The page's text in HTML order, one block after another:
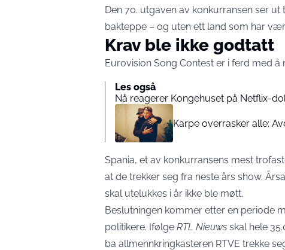
Den 70. utgaven av konkurransen ser
bakteppe – og uten ett land som har
Krav ble ikke godtatt
Eurovision Song Contest er i ferd med å
Les også
Nå reagerer Kongehuset på Netflix-
Karpe overrasker alle:
Spania, et av konkurransens mest
at de trekker seg fra neste års show.
skal utelukkes i år ikke ble møtt.
Beslutningen kommer etter en periode
politikere. Ifølge RTL Nieuws skal hele
ba allmennkringkasteren RTVE trekke